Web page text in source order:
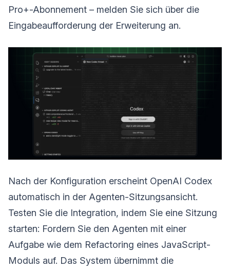
Pro+-Abonnement – melden Sie sich über die
Eingabeaufforderung der Erweiterung an.
Nach der Konfiguration erscheint OpenAI Codex
automatisch in der Agenten-Sitzungsansicht.
Testen Sie die Integration, indem Sie eine Sitzung
starten: Fordern Sie den Agenten mit einer
Aufgabe wie dem Refactoring eines JavaScript-
Moduls auf. Das System übernimmt die